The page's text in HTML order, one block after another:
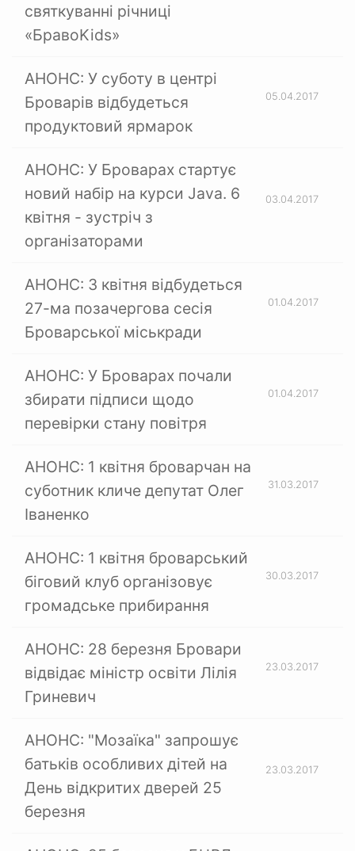
святкуванні річниці
«БравоKids»
АНОНС: У суботу в центрі
Броварів відбудеться
продуктовий ярмарок
05.04.2017
АНОНС: У Броварах стартує
новий набір на курси Java. 6
квітня - зустріч з
організаторами
03.04.2017
АНОНС: 3 квітня відбудеться
27-ма позачергова сесія
Броварської міськради
01.04.2017
АНОНС: У Броварах почали
збирати підписи щодо
перевірки стану повітря
01.04.2017
АНОНС: 1 квітня броварчан на
суботник кличе депутат Олег
Іваненко
31.03.2017
АНОНС: 1 квітня броварський
біговий клуб організовує
громадське прибирання
30.03.2017
АНОНС: 28 березня Бровари
відвідає міністр освіти Лілія
Гриневич
23.03.2017
АНОНС: "Мозаїка" запрошує
батьків особливих дітей на
День відкритих дверей 25
березня
23.03.2017